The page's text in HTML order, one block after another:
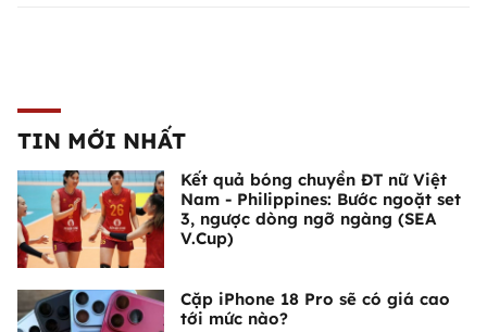
TIN MỚI NHẤT
Kết quả bóng chuyền ĐT nữ Việt
Nam - Philippines: Bước ngoặt set
3, ngược dòng ngỡ ngàng (SEA
V.Cup)
Cặp iPhone 18 Pro sẽ có giá cao
tới mức nào?